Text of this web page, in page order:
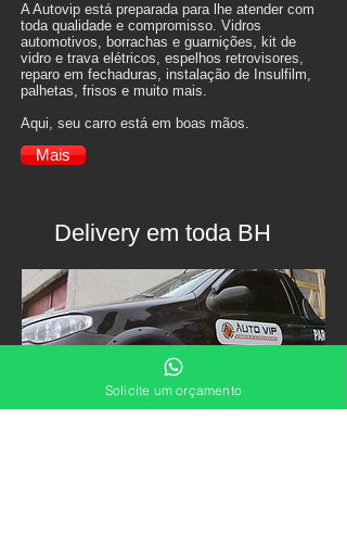
A Autovip está preparada para lhe atender com
toda qualidade e compromisso. Vidros
automotivos, borrachas e guarnições, kit de
vidro e trava elétricos, espelhos retrovisores,
reparo em fechaduras, instalação de Insulfilm,
palhetas, frisos e muito mais.
Aqui, seu carro está em boas mãos.
Mais
Delivery em toda BH
Solicite um orçamento